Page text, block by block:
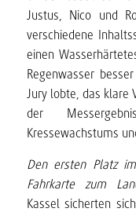
Justus, Nico und
verschiedene
einen
Regenwasser
Jury lobte, das klare
der
Kressewachstums
Den ersten Platz
Fahrkarte zum
Kassel sicherten